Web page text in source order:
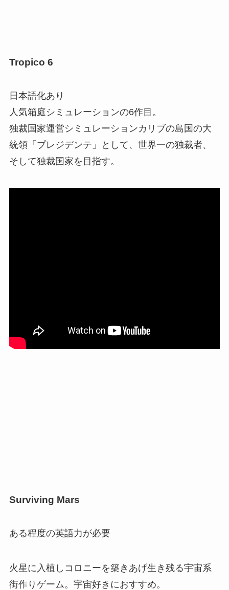
Tropico 6
日本語化あり
人気箱庭シミュレーションの6作目。
独裁国家運営シミュレーションカリブの島国の大
統領「プレジデンテ」として、世界一の独裁者、
そして独裁国家を目指す。
Surviving Mars
ある程度の英語力が必要
火星に入植しコロニーを築きあげ生き残る宇宙系
街作りゲーム。宇宙好きにおすすめ。